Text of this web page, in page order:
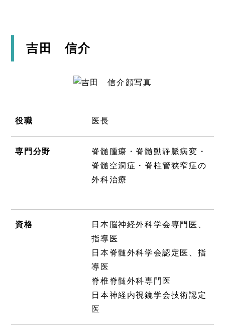
吉田 信介
役職 医長
専門分野
脊髄腫瘍・脊髄動静脈病変・
脊髄空洞症・脊柱管狭窄症の
外科治療
資格
日本脳神経外科学会専門医、
指導医
日本脊髄外科学会認定医、指
導医
脊椎脊髄外科専門医
日本神経内視鏡学会技術認定
医